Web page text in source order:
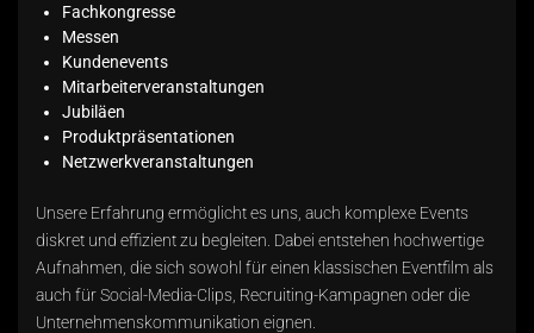
Fachkongresse
Messen
Kundenevents
Mitarbeiterveranstaltungen
Jubiläen
Produktpräsentationen
Netzwerkveranstaltungen
Unsere Erfahrung ermöglicht es uns, auch komplexe Events
diskret und effizient zu begleiten. Dabei entstehen hochwertige
Aufnahmen, die sich sowohl für einen klassischen Eventfilm als
auch für Social-Media-Clips, Recruiting-Kampagnen oder die
Unternehmenskommunikation eignen.